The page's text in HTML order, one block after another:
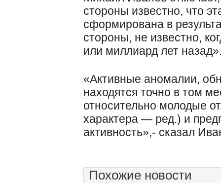
стороны известно, что
сформирована в
стороны, не известно,
или миллиард лет
«Активные аномалии,
находятся точно в том
относительно молодые
характера — ред.) и
активность»,- сказал
Похожие новости